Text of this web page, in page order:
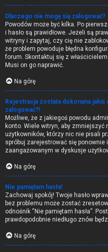
Dlaczego nie mogę się zalogować?
Powodów może być kilka. Po
i hasło są prawidłowe. Jeżeli są
witryny i zapytaj, czy cię nie
że problem powoduje błędna
forum. Skontaktuj się z
Musi on go naprawić.
Na górę
Rejestracja została dokonana
zalogować?!
Możliwe, że z jakiegoś powodu
konto. Wiele witryn, aby
użytkowników, którzy nic nie pisali
spróbuj zarejestrować się ponownie
zaangażowanym w dyskusje
Na górę
Nie pamiętam hasła!
Zachowaj spokój! Twoje hasło
bez problemu może zostać
odnośnik “Nie pamiętam hasła”.
prawdopodobnie niedługo znów
Na górę